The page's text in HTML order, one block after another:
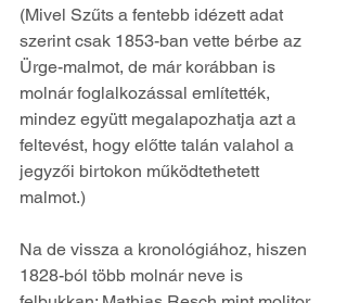
(Mivel Szűts a fentebb idézett adat
szerint csak 1853-ban vette bérbe az
Ürge-malmot, de már korábban is
molnár foglalkozással említették,
mindez együtt megalapozhatja azt a
feltevést, hogy előtte talán valahol a
jegyzői birtokon működtethetett
malmot.)
Na de vissza a kronológiához, hiszen
1828-ból több molnár neve is